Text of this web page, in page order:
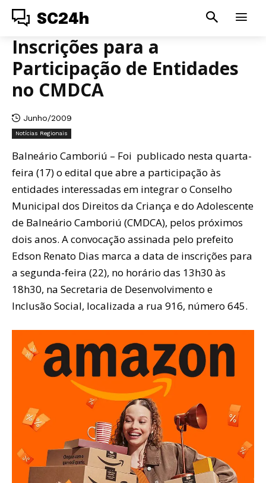
SC24h
Inscrições para a
Participação de Entidades
no CMDCA
Junho/2009
Notícias Regionais
Balneário Camboriú – Foi publicado nesta quarta-
feira (17) o edital que abre a participação às
entidades interessadas em integrar o Conselho
Municipal dos Direitos da Criança e do Adolescente
de Balneário Camboriú (CMDCA), pelos próximos
dois anos. A convocação assinada pelo prefeito
Edson Renato Dias marca a data de inscrições para
a segunda-feira (22), no horário das 13h30 às
18h30, na Secretaria de Desenvolvimento e
Inclusão Social, localizada a rua 916, número 645.